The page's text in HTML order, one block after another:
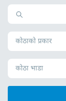
कोठाको प्रकार
कोठा भाडा